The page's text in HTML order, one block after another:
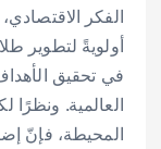
الفكر
أولويةً لتطوير
في تحقيق
العالمية. ونظرًا
المحيطة، فإنّ